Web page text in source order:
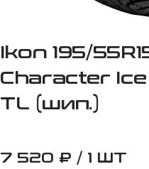
Ikon 195/
Character
TL (шип.)
7 520 ₽ / 1 ШТ